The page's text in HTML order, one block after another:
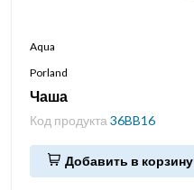
Aqua
Porland
Чаша
Код продукта 36BB16
Добавить в корзину